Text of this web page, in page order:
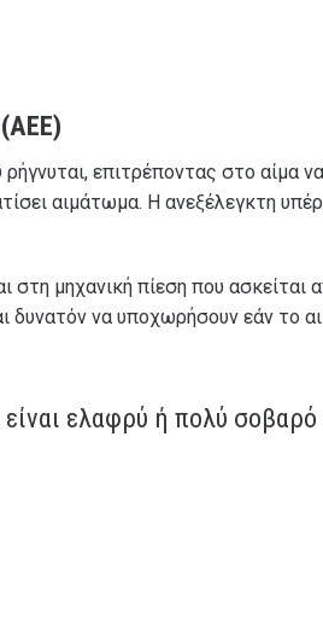
επιτρέποντας στο αίμα
αιμάτωμα. Η ανεξέλεγκτη
στη μηχανική πίεση που ασκείται
δυνατόν να υποχωρήσουν εάν το
ελαφρύ ή πολύ